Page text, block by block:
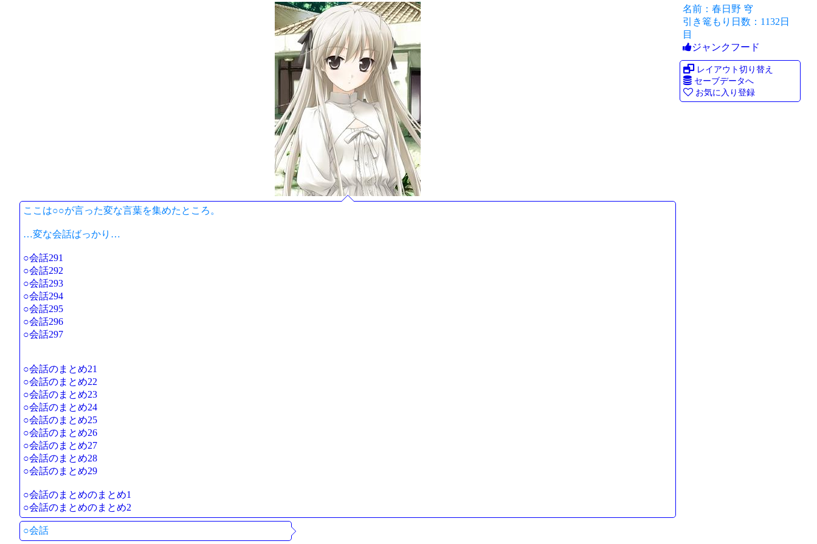
名前：春日野 穹
引き篭もり日数：1132日
目
ジャンクフード
レイアウト切り替え
セーブデータへ
お気に入り登録
ここは○○が言った変な言葉を集めたところ。
…変な会話ばっかり…
○会話291
○会話292
○会話293
○会話294
○会話295
○会話296
○会話297
○会話のまとめ21
○会話のまとめ22
○会話のまとめ23
○会話のまとめ24
○会話のまとめ25
○会話のまとめ26
○会話のまとめ27
○会話のまとめ28
○会話のまとめ29
○会話のまとめのまとめ1
○会話のまとめのまとめ2
○会話